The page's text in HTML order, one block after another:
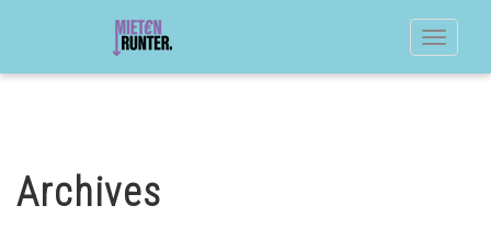
Toggle
Archives